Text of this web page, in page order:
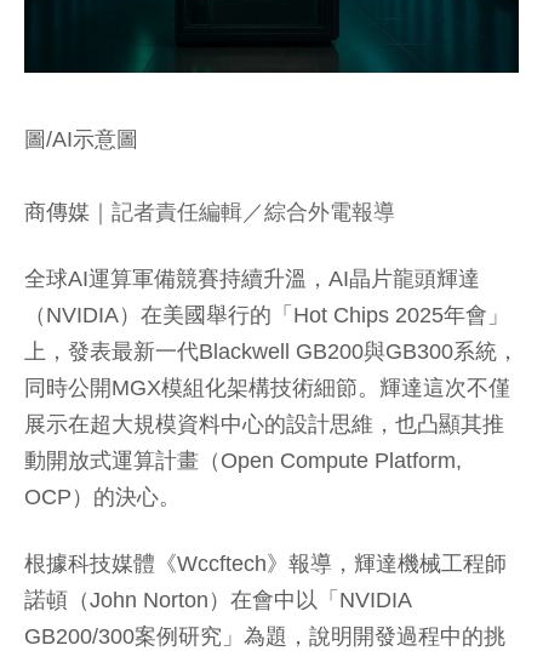
圖/AI示意圖
商傳媒 ｜記者責任編輯／綜合外電報導
全球AI運算軍備競賽持續升溫，AI晶片龍頭輝達
（NVIDIA）在美國舉行的「Hot Chips 2025年會」
上，發表最新一代Blackwell GB200與GB300系統，
同時公開MGX模組化架構技術細節。輝達這次不僅
展示在超大規模資料中心的設計思維，也凸顯其推
動開放式運算計畫（Open Compute Platform,
OCP）的決心。
根據科技媒體《Wccftech》報導，輝達機械工程師
諾頓（John Norton）在會中以「NVIDIA
GB200/300案例研究」為題，說明開發過程中的挑